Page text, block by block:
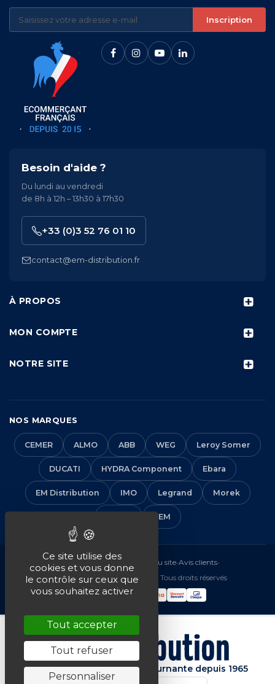
Inscription
À PROPOS
MON COMPTE
NOTRE SITE
Besoin d'aide ?
Du lundi au vendredi
de 8h à 12h – 13h30 à 17h30
+33 (0)3 52 76 01 10
contact@em-distribution.fr
NOS MARQUES
CEMER ALMO ABB WEG Leroy Somer
DUCATI HYDRA Component Ebara
EM Distribution IMO Legrand Morek
VEM
Mentions légales•CGV Plan du site•Avis clients•
© 2016-2026 EM Distribution - Tous droits réservés
Spécialiste de la machine tournante depuis 1965
Ce site utilise des
cookies et vous donne
le contrôle sur ceux que
vous souhaitez activer
Tout accepter
Tout refuser
Personnaliser